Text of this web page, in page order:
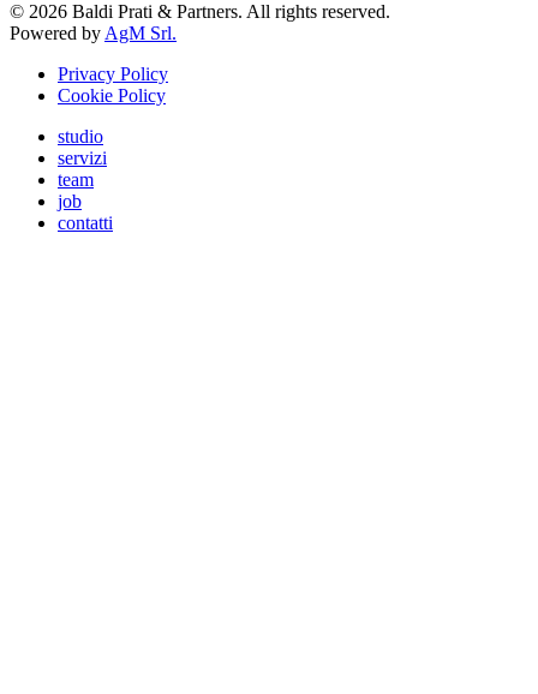
© 2026 Baldi Prati & Partners. All rights reserved.
Powered by AgM Srl.
Privacy Policy
Cookie Policy
studio
servizi
team
job
contatti